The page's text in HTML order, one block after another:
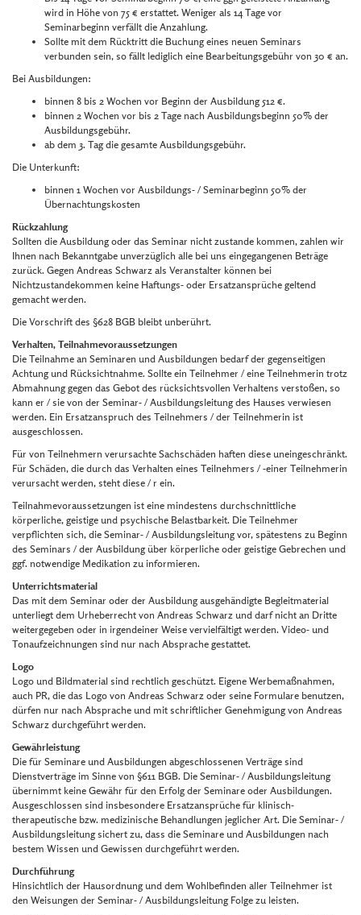
wird in Höhe von 75 € erstattet. Weniger als 14 Tage vor
Seminarbeginn verfällt die Anzahlung.
Sollte mit dem Rücktritt die Buchung eines neuen Seminars
verbunden sein, so fällt lediglich eine Bearbeitungsgebühr von 30 € an.
Bei Ausbildungen:
binnen 8 bis 2 Wochen vor Beginn der Ausbildung 512 €.
binnen 2 Wochen vor bis 2 Tage nach Ausbildungsbeginn 50% der
Ausbildungsgebühr.
ab dem 3. Tag die gesamte Ausbildungsgebühr.
Die Unterkunft:
binnen 1 Wochen vor Ausbildungs- / Seminarbeginn 50% der
Übernachtungskosten
Rückzahlung
Sollten die Ausbildung oder das Seminar nicht zustande kommen, zahlen wir
Ihnen nach Bekanntgabe unverzüglich alle bei uns eingegangenen Beträge
zurück. Gegen Andreas Schwarz als Veranstalter können bei
Nichtzustandekommen keine Haftungs- oder Ersatzansprüche geltend
gemacht werden.
Die Vorschrift des §628 BGB bleibt unberührt.
Verhalten, Teilnahmevoraussetzungen
Die Teilnahme an Seminaren und Ausbildungen bedarf der gegenseitigen
Achtung und Rücksichtnahme. Sollte ein Teilnehmer / eine Teilnehmerin trotz
Abmahnung gegen das Gebot des rücksichtsvollen Verhaltens verstoßen, so
kann er / sie von der Seminar- / Ausbildungsleitung des Hauses verwiesen
werden. Ein Ersatzanspruch des Teilnehmers / der Teilnehmerin ist
ausgeschlossen.
Für von Teilnehmern verursachte Sachschäden haften diese uneingeschränkt.
Für Schäden, die durch das Verhalten eines Teilnehmers / -einer Teilnehmerin
verursacht werden, steht diese / r ein.
Teilnahmevoraussetzungen ist eine mindestens durchschnittliche
körperliche, geistige und psychische Belastbarkeit. Die Teilnehmer
verpflichten sich, die Seminar- / Ausbildungsleitung vor, spätestens zu Beginn
des Seminars / der Ausbildung über körperliche oder geistige Gebrechen und
ggf. notwendige Medikation zu informieren.
Unterrichtsmaterial
Das mit dem Seminar oder der Ausbildung ausgehändigte Begleitmaterial
unterliegt dem Urheberrecht von Andreas Schwarz und darf nicht an Dritte
weitergegeben oder in irgendeiner Weise vervielfältigt werden. Video- und
Tonaufzeichnungen sind nur nach Absprache gestattet.
Logo
Logo und Bildmaterial sind rechtlich geschützt. Eigene Werbemaßnahmen,
auch PR, die das Logo von Andreas Schwarz oder seine Formulare benutzen,
dürfen nur nach Absprache und mit schriftlicher Genehmigung von Andreas
Schwarz durchgeführt werden.
Gewährleistung
Die für Seminare und Ausbildungen abgeschlossenen Verträge sind
Dienstverträge im Sinne von §611 BGB. Die Seminar- / Ausbildungsleitung
übernimmt keine Gewähr für den Erfolg der Seminare oder Ausbildungen.
Ausgeschlossen sind insbesondere Ersatzansprüche für klinisch-
therapeutische bzw. medizinische Behandlungen jeglicher Art. Die Seminar- /
Ausbildungsleitung sichert zu, dass die Seminare und Ausbildungen nach
bestem Wissen und Gewissen durchgeführt werden.
Durchführung
Hinsichtlich der Hausordnung und dem Wohlbefinden aller Teilnehmer ist
den Weisungen der Seminar- / Ausbildungsleitung Folge zu leisten.